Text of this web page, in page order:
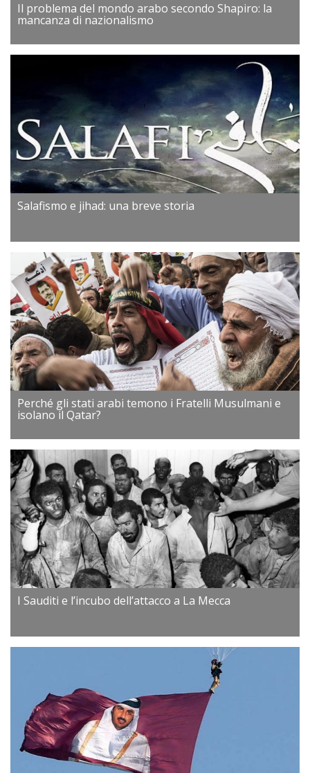
Il problema del mondo arabo secondo Shapiro: la
mancanza di nazionalismo
Salafismo e jihad: una breve storia
Perché gli stati arabi temono i Fratelli Musulmani e
isolano il Qatar?
I Sauditi e l’incubo dell’attacco a La Mecca